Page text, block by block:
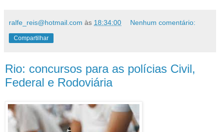
ralfe_reis@hotmail.com às 18:34:00 Nenhum comentário:
Compartilhar
Rio: concursos para as polícias Civil,
Federal e Rodoviária